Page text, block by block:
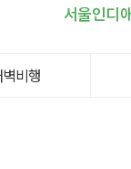
서울인디
비행